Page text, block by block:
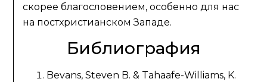
скорее благословением, особенно для нас
на постхристианском Западе.
Библиография
Bevans, Steven B. & Tahaafe-Williams, K.